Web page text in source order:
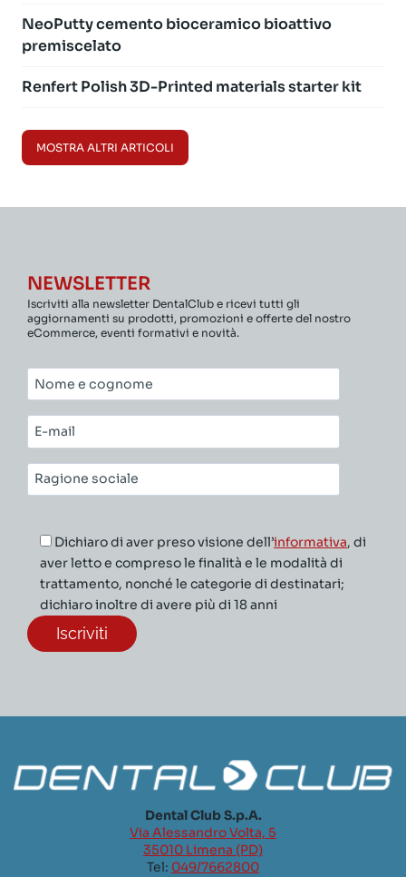
NeoPutty cemento bioceramico bioattivo
premiscelato
Renfert Polish 3D-Printed materials starter kit
MOSTRA ALTRI ARTICOLI
NEWSLETTER
Iscriviti alla newsletter DentalClub e ricevi tutti gli
aggiornamenti su prodotti, promozioni e offerte del nostro
eCommerce, eventi formativi e novità.
Nome
e
cognome*
E-
mail*
Ragione
sociale*
Dichiaro di aver preso visione dell’informativa, di
aver letto e compreso le finalità e le modalità di
trattamento, nonché le categorie di destinatari;
dichiaro inoltre di avere più di 18 anni
Dental Club S.p.A.
Via Alessandro Volta, 5
35010 Limena (PD)
Tel: 049/7662800